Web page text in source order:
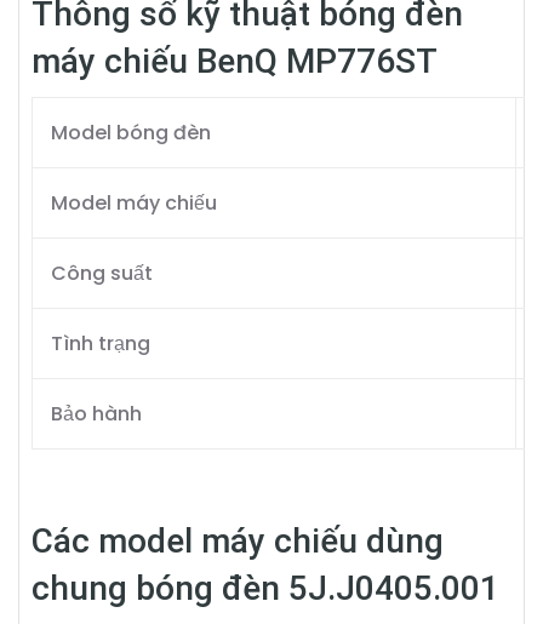
Thông số kỹ thuật bóng đèn
máy chiếu BenQ MP776ST
Model bóng đèn
Model máy chiếu
Công suất
Tình trạng
Bảo hành
Các model máy chiếu dùng
chung bóng đèn 5J.J0405.001